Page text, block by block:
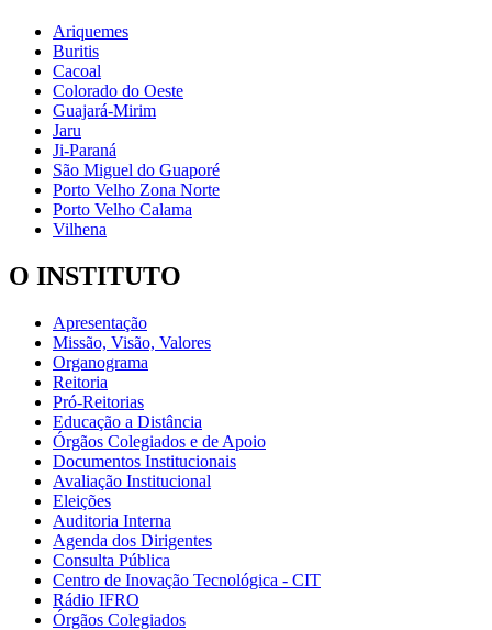
Ariquemes
Buritis
Cacoal
Colorado do Oeste
Guajará-Mirim
Jaru
Ji-Paraná
São Miguel do Guaporé
Porto Velho Zona Norte
Porto Velho Calama
Vilhena
O INSTITUTO
Apresentação
Missão, Visão, Valores
Organograma
Reitoria
Pró-Reitorias
Educação a Distância
Órgãos Colegiados e de Apoio
Documentos Institucionais
Avaliação Institucional
Eleições
Auditoria Interna
Agenda dos Dirigentes
Consulta Pública
Centro de Inovação Tecnológica - CIT
Rádio IFRO
Órgãos Colegiados